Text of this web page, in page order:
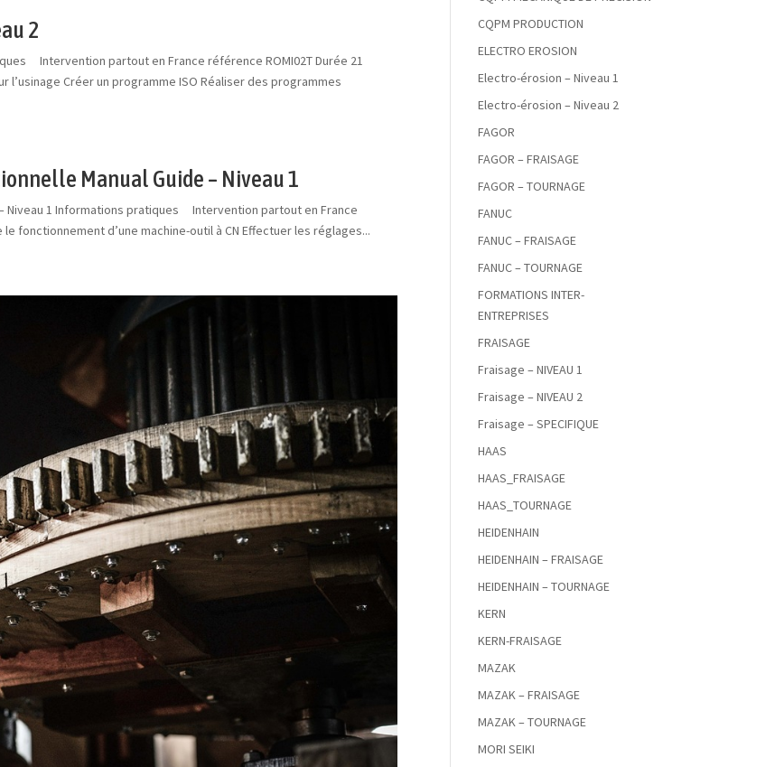
2
Intervention partout en France référence ROMI02T Durée 21
Créer un programme ISO Réaliser des programmes
Manual Guide – Niveau 1
Niveau 1 Informations pratiques Intervention partout en France
fonctionnement d’une machine-outil à CN Effectuer les réglages...
CQPM PRODUCTION
ELECTRO EROSION
Electro-érosion – Niveau 1
Electro-érosion – Niveau 2
FAGOR
FAGOR – FRAISAGE
FAGOR – TOURNAGE
FANUC
FANUC – FRAISAGE
FANUC – TOURNAGE
FORMATIONS INTER-
ENTREPRISES
FRAISAGE
Fraisage – NIVEAU 1
Fraisage – NIVEAU 2
Fraisage – SPECIFIQUE
HAAS
HAAS_FRAISAGE
HAAS_TOURNAGE
HEIDENHAIN
HEIDENHAIN – FRAISAGE
HEIDENHAIN – TOURNAGE
KERN
KERN-FRAISAGE
MAZAK
MAZAK – FRAISAGE
MAZAK – TOURNAGE
MORI SEIKI